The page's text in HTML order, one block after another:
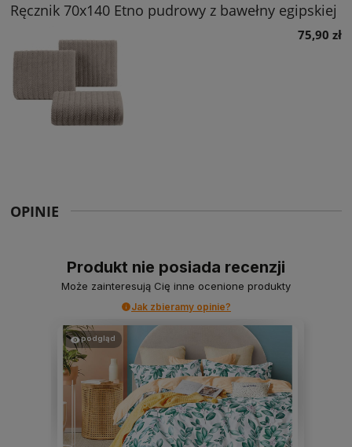
OPINIE
Produkt nie posiada recenzji
Może zainteresują Cię inne ocenione produkty
Jak zbieramy opinie?
podgląd
Ręcznik 70x140 Etno pudrowy z bawełny egipskiej
75,90 zł